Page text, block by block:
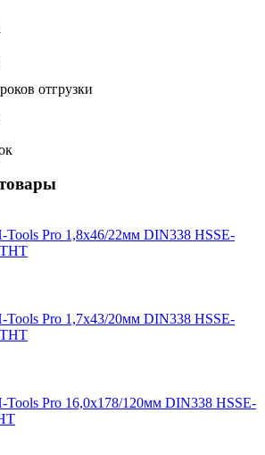
отгрузки
Tools Pro 1,8x46/22мм DIN338 HSSE-
Tools Pro 1,7x43/20мм DIN338 HSSE-
Tools Pro 16,0x178/120мм DIN338 HSSE-